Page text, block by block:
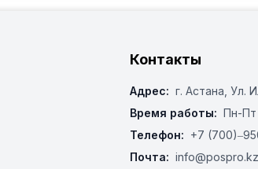
Контакты
Адрес: г. Астана, ​Ул.
Время работы: Пн-Пт
Телефон: +7
Почта: info@pospro.kz